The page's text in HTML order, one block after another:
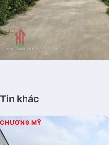
Tin khác
CHƯƠNG MỸ